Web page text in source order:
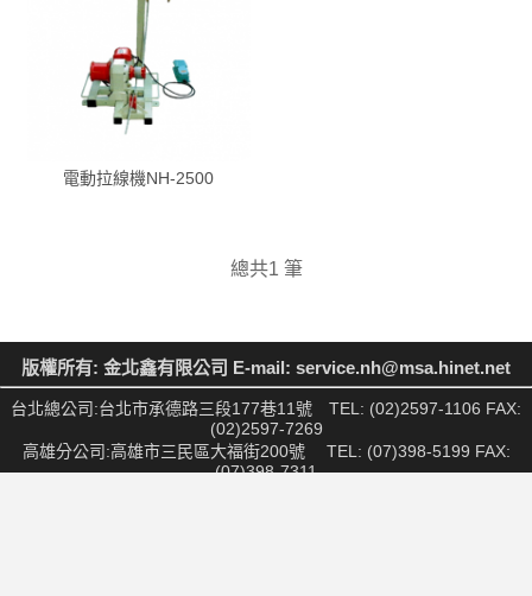
電動拉線機NH-2500
總共1 筆
版權所有: 金北鑫有限公司 E-mail: service.nh@msa.hinet.net
台北總公司:台北市承德路三段177巷11號 TEL: (02)2597-1106 FAX:
(02)2597-7269
高雄分公司:高雄市三民區大福街200號 TEL: (07)398-5199 FAX:
(07)398-7311